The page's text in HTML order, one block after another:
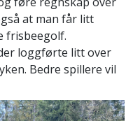
at man får litt
frisbeegolf.
loggførte litt over
Bedre spillere vil